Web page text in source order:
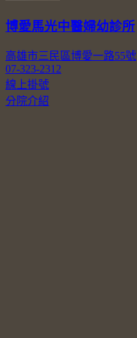
博愛馬光中醫婦幼診所
高雄市三民區博愛一路55號
07-323-2312
線上掛號
分院介紹